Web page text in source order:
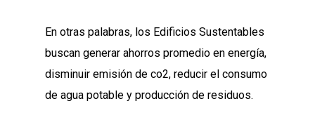
En otras palabras, los Edificios Sustentables
buscan generar ahorros promedio en energía,
disminuir emisión de co2, reducir el consumo
de agua potable y producción de residuos.